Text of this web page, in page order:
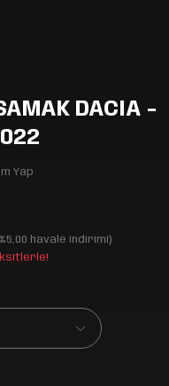
DACIA -
Yap
havale indirimi)